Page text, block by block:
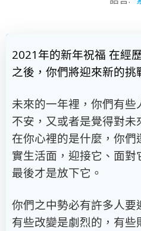
2021年的新年祝福 在經
之後，你們將迎來新的挑
未來的一年裡，你們有
不安，又或者是覺得對
在你心裡的是什麼，你
實生活面，迎接它、面對
最後才是放下它。
你們之中勢必有許多人要
有些改變是劇烈的，有